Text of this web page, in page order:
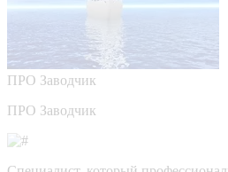
ПРО Заводчик
ПРО Заводчик